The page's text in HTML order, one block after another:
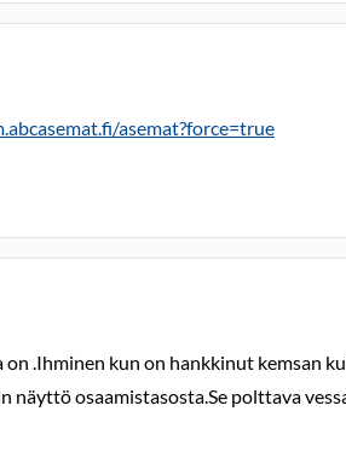
asemat?force=true
.Ihminen kun on hankkinut kemsan
osaamistasosta.Se polttava